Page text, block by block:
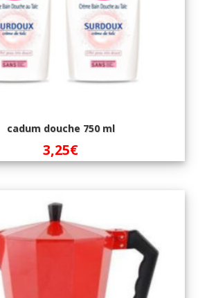
cadum douche 750 ml
3,25€